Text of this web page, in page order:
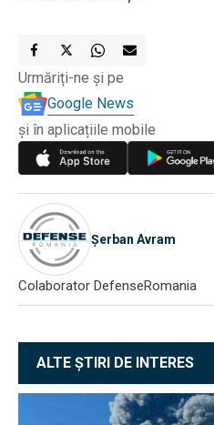
Urmăriți-ne și pe
Google News
și în aplicațiile mobile
Șerban Avram
Colaborator DefenseRomania
ALTE ȘTIRI DE INTERES